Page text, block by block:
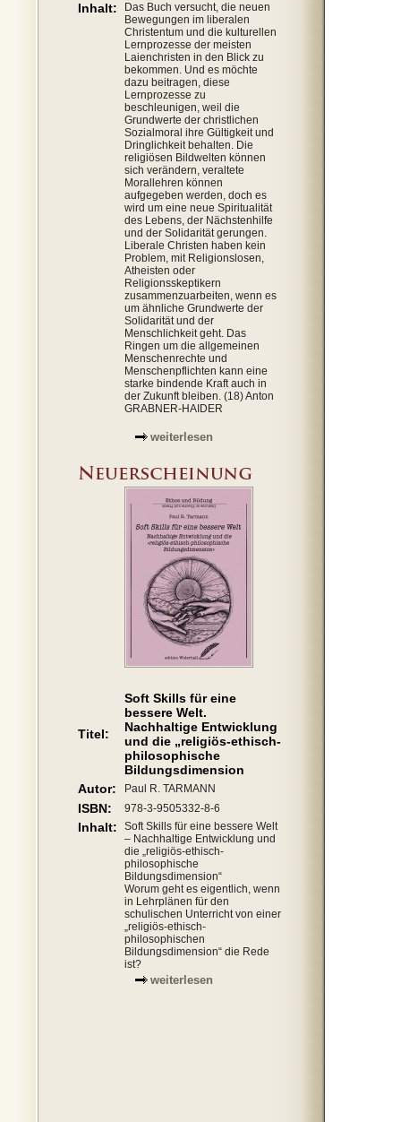
Inhalt:
Das Buch versucht, die neuen
Bewegungen im liberalen
Christentum und die kulturellen
Lernprozesse der meisten
Laienchristen in den Blick zu
bekommen. Und es möchte
dazu beitragen, diese
Lernprozesse zu
beschleunigen, weil die
Grundwerte der christlichen
Sozialmoral ihre Gültigkeit und
Dringlichkeit behalten. Die
religiösen Bildwelten können
sich verändern, veraltete
Morallehren können
aufgegeben werden, doch es
wird um eine neue Spiritualität
des Lebens, der Nächstenhilfe
und der Solidarität gerungen.
Liberale Christen haben kein
Problem, mit Religionslosen,
Atheisten oder
Religionsskeptikern
zusammenzuarbeiten, wenn es
um ähnliche Grundwerte der
Solidarität und der
Menschlichkeit geht. Das
Ringen um die allgemeinen
Menschenrechte und
Menschenpflichten kann eine
starke bindende Kraft auch in
der Zukunft bleiben. (18) Anton
GRABNER-HAIDER
weiterlesen
Titel:
Soft Skills für eine
bessere Welt.
Nachhaltige Entwicklung
und die „religiös-ethisch-
philosophische
Bildungsdimension
Autor:
Paul R. TARMANN
ISBN: 978-3-9505332-8-6
Inhalt:
Soft Skills für eine bessere Welt
– Nachhaltige Entwicklung und
die „religiös-ethisch-
philosophische
Bildungsdimension“
Worum geht es eigentlich, wenn
in Lehrplänen für den
schulischen Unterricht von einer
„religiös-ethisch-
philosophischen
Bildungsdimension“ die Rede
ist?
weiterlesen